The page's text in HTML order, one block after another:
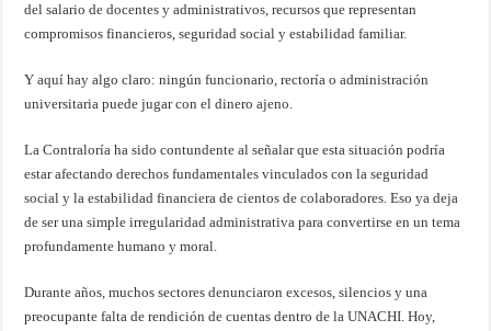
del salario de docentes y administrativos, recursos que representan
compromisos financieros, seguridad social y estabilidad familiar.
Y aquí hay algo claro: ningún funcionario, rectoría o administración
universitaria puede jugar con el dinero ajeno.
La Contraloría ha sido contundente al señalar que esta situación podría
estar afectando derechos fundamentales vinculados con la seguridad
social y la estabilidad financiera de cientos de colaboradores. Eso ya deja
de ser una simple irregularidad administrativa para convertirse en un tema
profundamente humano y moral.
Durante años, muchos sectores denunciaron excesos, silencios y una
preocupante falta de rendición de cuentas dentro de la UNACHI. Hoy,